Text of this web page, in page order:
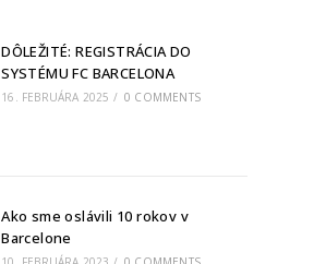
DÔLEŽITÉ: REGISTRÁCIA DO
SYSTÉMU FC BARCELONA
16. FEBRUÁRA 2025 / 0 COMMENTS
Ako sme oslávili 10 rokov v
Barcelone